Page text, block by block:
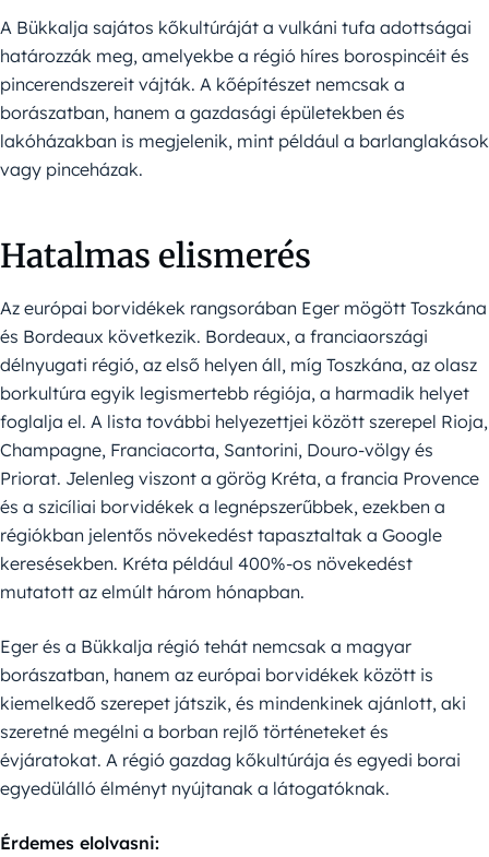
A Bükkalja sajátos kőkultúráját a vulkáni tufa adottságai
határozzák meg, amelyekbe a régió híres borospincéit és
pincerendszereit vájták. A kőépítészet nemcsak a
borászatban, hanem a gazdasági épületekben és
lakóházakban is megjelenik, mint például a barlanglakások
vagy pinceházak.
Hatalmas elismerés
Az európai borvidékek rangsorában Eger mögött Toszkána
és Bordeaux következik. Bordeaux, a franciaországi
délnyugati régió, az első helyen áll, míg Toszkána, az olasz
borkultúra egyik legismertebb régiója, a harmadik helyet
foglalja el. A lista további helyezettjei között szerepel Rioja,
Champagne, Franciacorta, Santorini, Douro-völgy és
Priorat. Jelenleg viszont a görög Kréta, a francia Provence
és a szicíliai borvidékek a legnépszerűbbek, ezekben a
régiókban jelentős növekedést tapasztaltak a Google
keresésekben. Kréta például 400%-os növekedést
mutatott az elmúlt három hónapban.
Eger és a Bükkalja régió tehát nemcsak a magyar
borászatban, hanem az európai borvidékek között is
kiemelkedő szerepet játszik, és mindenkinek ajánlott, aki
szeretné megélni a borban rejlő történeteket és
évjáratokat. A régió gazdag kőkultúrája és egyedi borai
egyedülálló élményt nyújtanak a látogatóknak.
Érdemes elolvasni: